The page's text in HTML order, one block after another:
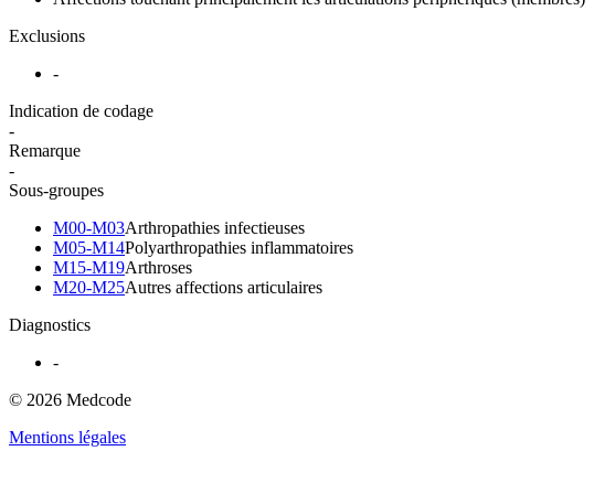
Exclusions
-
Indication de codage
-
Remarque
-
Sous-groupes
M00-M03Arthropathies infectieuses
M05-M14Polyarthropathies inflammatoires
M15-M19Arthroses
M20-M25Autres affections articulaires
Diagnostics
-
© 2026 Medcode
Mentions légales